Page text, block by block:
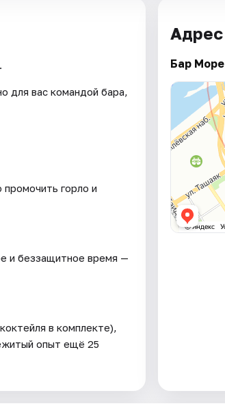
для вас командой бара,
горло и
и беззащитное время —
в комплекте),
опыт ещё 25
Адрес
Бар Море